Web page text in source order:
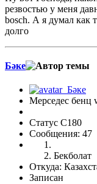
резвостью у меня
bosch. А я думал как
долго
Бәке
Мерседес бенц
Статус C180
Сообщения: 47
Бекболат
Откуда:
Записан